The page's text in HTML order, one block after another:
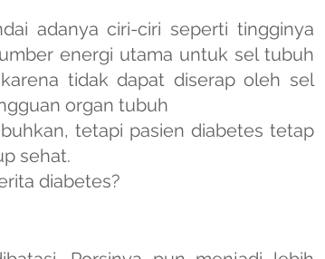
adanya ciri-ciri seperti tingginya
energi utama untuk sel tubuh
tidak dapat diserap oleh sel
organ tubuh
tetapi pasien diabetes tetap
sehat.
diabetes?